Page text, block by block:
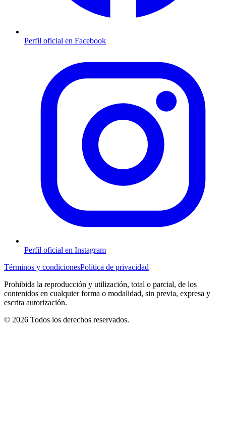
Perfil oficial en Facebook
Perfil oficial en Instagram
Términos y condicionesPolítica de privacidad
Prohibida la reproducción y utilización, total o parcial, de los
contenidos en cualquier forma o modalidad, sin previa, expresa y
escrita autorización.
© 2026 Todos los derechos reservados.